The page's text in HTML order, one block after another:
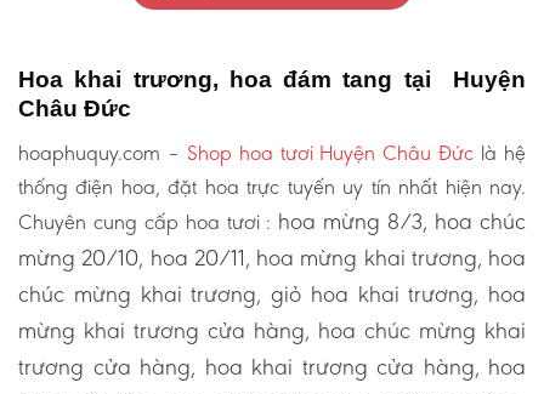
Hoa khai trương, hoa đám tang tại Huyện
Châu Đức
hoaphuquy.com – Shop hoa tươi Huyện Châu Đức là hệ
thống điện hoa, đặt hoa trực tuyến uy tín nhất hiện nay.
Chuyên cung cấp hoa tươi : hoa mừng 8/3, hoa chúc
mừng 20/10, hoa 20/11, hoa mừng khai trương, hoa
chúc mừng khai trương, giỏ hoa khai trương, hoa
mừng khai trương cửa hàng, hoa chúc mừng khai
trương cửa hàng, hoa khai trương cửa hàng, hoa